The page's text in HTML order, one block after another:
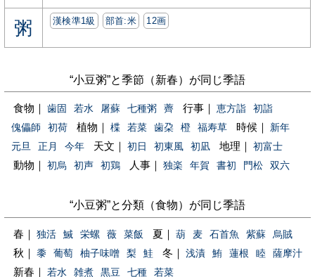
粥 漢検準1級 部首:⽶ 12画
“小豆粥”と季節（新春）が同じ季語
食物｜ 歯固 若水 屠蘇 七種粥 薺 行事｜ 恵方詣
初詣
傀儡師
初荷 植物｜ 楪 若菜 歯朶 橙 福寿草 時候｜
新年
元旦
正月 今年 天文｜ 初日 初東風 初凪 地理｜ 初富士
動物｜ 初烏 初声 初鶏 人事｜ 独楽 年賀 書初 門松 双六
“小豆粥”と分類（食物）が同じ季語
春｜ 独活 鰔 栄螺 薇 菜飯 夏｜ 葫 麦 石首魚 紫蘇 烏賊
秋｜ 黍 葡萄 柚子味噌 梨 鮭 冬｜ 浅漬 鮪 蓮根 睦 薩摩汁
新春｜ 若水 雑煮 黒豆 七種 若菜